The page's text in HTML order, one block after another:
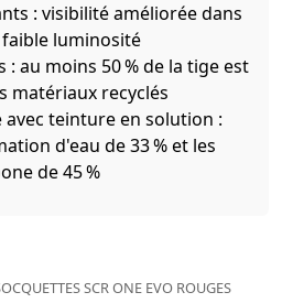
: visibilité améliorée dans
luminosité
: au moins 50 % de la tige est
matériaux recyclés
teinture en solution :
d'eau de 33 % et les
de 45 %
SCR ONE EVO ROUGES